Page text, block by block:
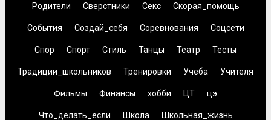
Родители Сверстники Секс Скорая_помощь
События Создай_себя Соревнования Соцсети
Спор Спорт Стиль Танцы Театр Тесты
Традиции_школьников Тренировки Учеба Учителя
Фильмы Финансы хобби ЦТ цэ
Что_делать_если Школа Школьная_жизнь